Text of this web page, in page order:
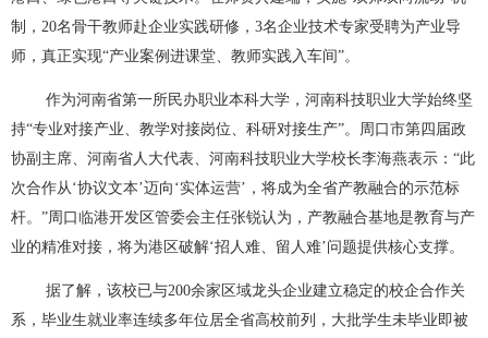
制，20名骨干教师赴企业实践研修，3名企业技术专家受聘为产业导
师，真正实现“产业案例进课堂、教师实践入车间”。
作为河南省第一所民办职业本科大学，河南科技职业大学始终坚
持“专业对接产业、教学对接岗位、科研对接生产”。周口市第四届政
协副主席、河南省人大代表、河南科技职业大学校长李海燕表示：“此
次合作从‘协议文本’迈向‘实体运营’，将成为全省产教融合的示范标
杆。”周口临港开发区管委会主任张锐认为，产教融合基地是教育与产
业的精准对接，将为港区破解‘招人难、留人难’问题提供核心支撑。
据了解，该校已与200余家区域龙头企业建立稳定的校企合作关
系，毕业生就业率连续多年位居全省高校前列，大批学生未毕业即被